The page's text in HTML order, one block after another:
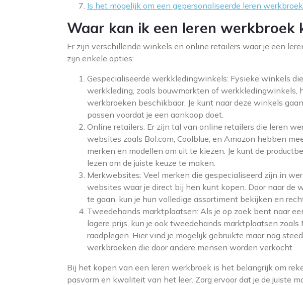
Is het mogelijk om een gepersonaliseerde leren
Waar kan ik een leren werkbroek
Er zijn verschillende winkels en online retailers waar je een
zijn enkele opties:
Gespecialiseerde werkkledingwinkels: Fysieke winkels
werkkleding, zoals bouwmarkten of werkkledingwinkels,
werkbroeken beschikbaar. Je kunt naar deze winkels
passen voordat je een aankoop doet.
Online retailers: Er zijn tal van online retailers die leren
websites zoals Bol.com, Coolblue, en Amazon hebben
merken en modellen om uit te kiezen. Je kunt de
lezen om de juiste keuze te maken.
Merkwebsites: Veel merken die gespecialiseerd zijn in
websites waar je direct bij hen kunt kopen. Door naar de
te gaan, kun je hun volledige assortiment bekijken en
Tweedehands marktplaatsen: Als je op zoek bent naar
lagere prijs, kun je ook tweedehands marktplaatsen
raadplegen. Hier vind je mogelijk gebruikte maar nog
werkbroeken die door andere mensen worden verkocht.
Bij het kopen van een leren werkbroek is het belangrijk om
pasvorm en kwaliteit van het leer. Zorg ervoor dat je de juiste